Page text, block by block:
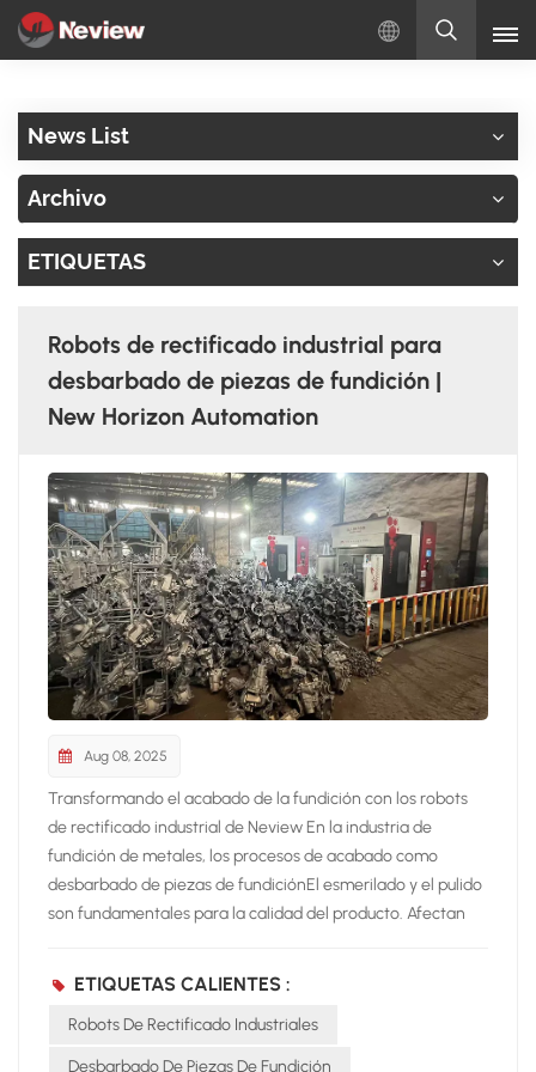
Español
بالعربية
News List
Archivo
ETIQUETAS
Robots de rectificado industrial para
desbarbado de piezas de fundición |
New Horizon Automation
Aug 08, 2025
Transformando el acabado de la fundición con los robots
de rectificado industrial de Neview En la industria de
fundición de metales, los procesos de acabado como
desbarbado de piezas de fundiciónEl esmerilado y el pulido
son fundamentales para la calidad del producto. Afectan
y riesgos de seguridad significativos, lo que lo hace cada
vez más inadecuado para la fabricación moderna de gran
ETIQUETAS CALIENTES :
Robots De Rectificado Industriales
Desbarbado De Piezas De Fundición